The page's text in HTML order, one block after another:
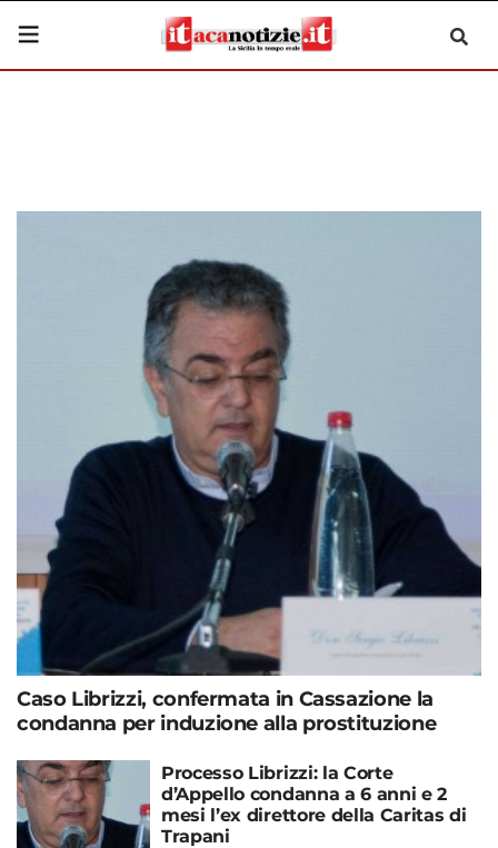
Caso Librizzi, confermata in Cassazione la
condanna per induzione alla prostituzione
Processo Librizzi: la Corte
d’Appello condanna a 6 anni e 2
mesi l’ex direttore della Caritas di
Trapani